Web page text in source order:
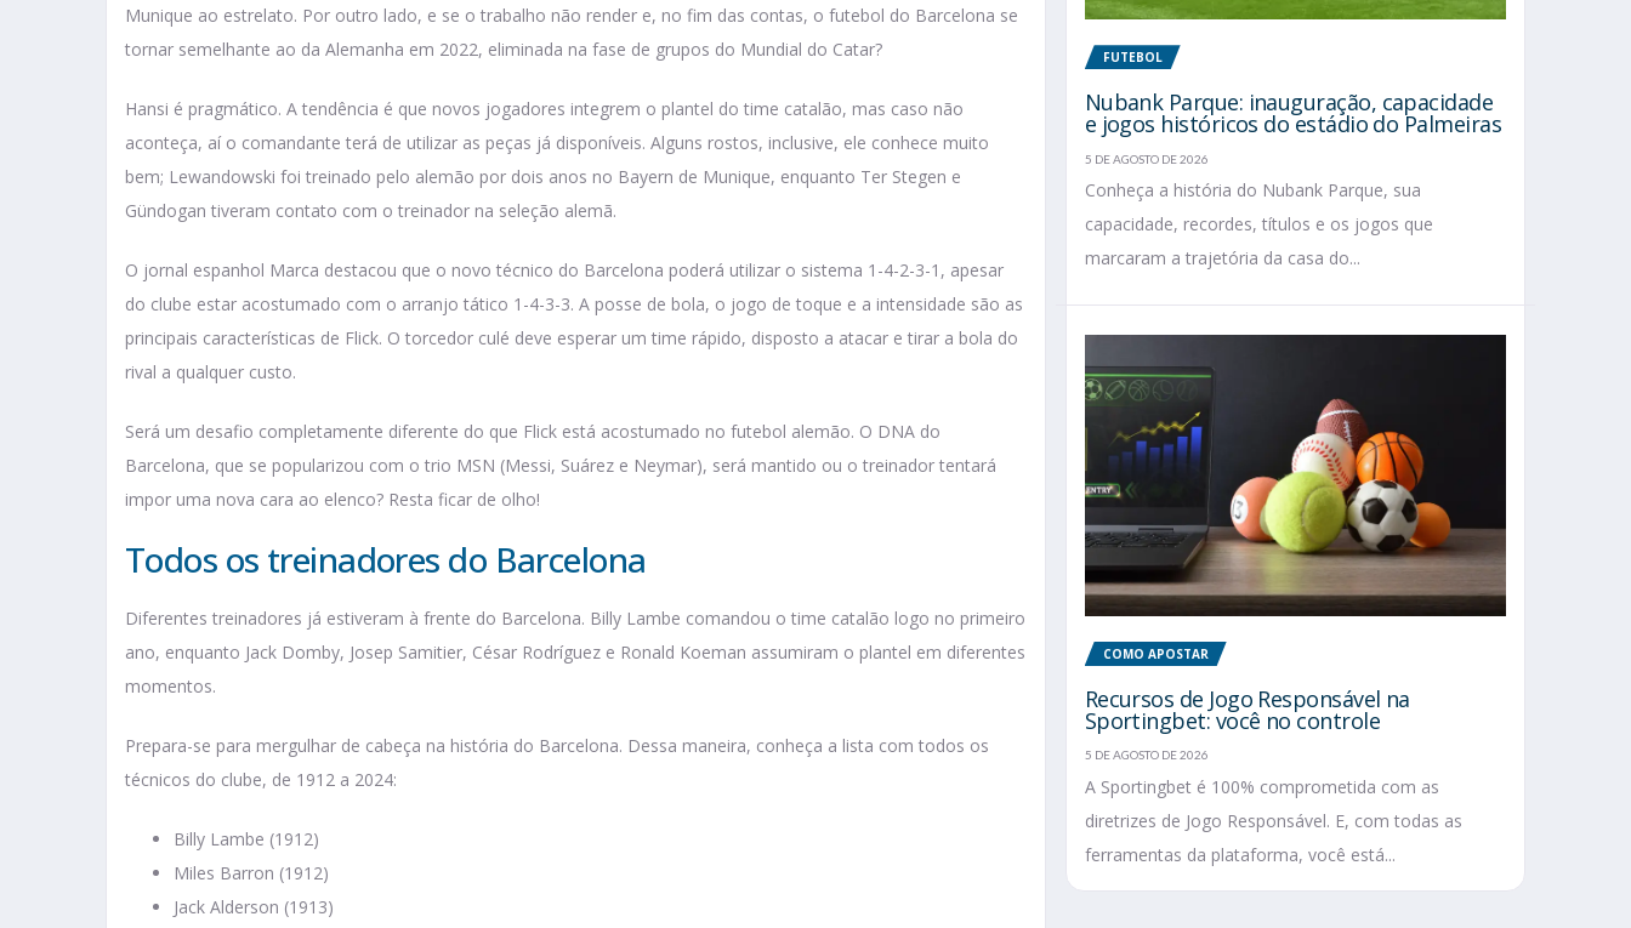
Munique ao estrelato. Por outro lado, e se o trabalho não render e, no fim das contas, o futebol do Barcelona se
tornar semelhante ao da Alemanha em 2022, eliminada na fase de grupos do Mundial do Catar?
Hansi é pragmático. A tendência é que novos jogadores integrem o plantel do time catalão, mas caso não
aconteça, aí o comandante terá de utilizar as peças já disponíveis. Alguns rostos, inclusive, ele conhece muito
bem; Lewandowski foi treinado pelo alemão por dois anos no Bayern de Munique, enquanto Ter Stegen e
Gündogan tiveram contato com o treinador na seleção alemã.
O jornal espanhol Marca destacou que o novo técnico do Barcelona poderá utilizar o sistema 1-4-2-3-1, apesar
do clube estar acostumado com o arranjo tático 1-4-3-3. A posse de bola, o jogo de toque e a intensidade são as
principais características de Flick. O torcedor culé deve esperar um time rápido, disposto a atacar e tirar a bola do
rival a qualquer custo.
Será um desafio completamente diferente do que Flick está acostumado no futebol alemão. O DNA do
Barcelona, que se popularizou com o trio MSN (Messi, Suárez e Neymar), será mantido ou o treinador tentará
impor uma nova cara ao elenco? Resta ficar de olho!
Todos os treinadores do Barcelona
Diferentes treinadores já estiveram à frente do Barcelona. Billy Lambe comandou o time catalão logo no primeiro
ano, enquanto Jack Domby, Josep Samitier, César Rodríguez e Ronald Koeman assumiram o plantel em diferentes
momentos.
Prepara-se para mergulhar de cabeça na história do Barcelona. Dessa maneira, conheça a lista com todos os
técnicos do clube, de 1912 a 2024:
Billy Lambe (1912)
Miles Barron (1912)
Jack Alderson (1913)
FUTEBOL
Nubank Parque: inauguração, capacidade
e jogos históricos do estádio do Palmeiras
5 DE AGOSTO DE 2026
Conheça a história do Nubank Parque, sua
capacidade, recordes, títulos e os jogos que
marcaram a trajetória da casa do...
COMO APOSTAR
Recursos de Jogo Responsável na
Sportingbet: você no controle
5 DE AGOSTO DE 2026
A Sportingbet é 100% comprometida com as
diretrizes de Jogo Responsável. E, com todas as
ferramentas da plataforma, você está...